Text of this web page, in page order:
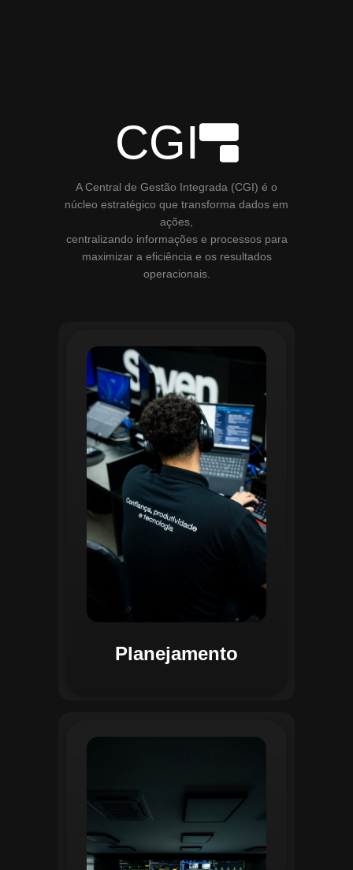
CGI
A Central de Gestão Integrada (CGI) é o
núcleo estratégico que transforma dados em
ações,
centralizando informações e processos para
maximizar a eficiência e os resultados
operacionais.
Planejamento
O planejamento dentro do CGI é
realizado por uma equipe
especializada que utiliza
ferramentas avançadas para
estruturar ordens de serviço, fluxos
de trabalho e parametrizações
operacionais. Essa etapa envolve a
análise detalhada de criticidade por
atividade, permitindo alocar
recursos de forma eficiente e
garantir que todas as ações estejam
alinhadas aos objetivos
estratégicos.
planejadas. Utilizando um videowall
central e sistemas de convergência
informações operacionais,
identificando gargalos, não
conformidades e oportunidades de